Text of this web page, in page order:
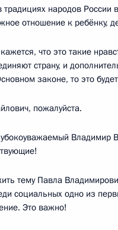
народов России
отношение к ребёнку,
что это такие
страну, и
законе, то это
пожалуйста.
Владимир
тему Павла
социальных одно из
Это важно!